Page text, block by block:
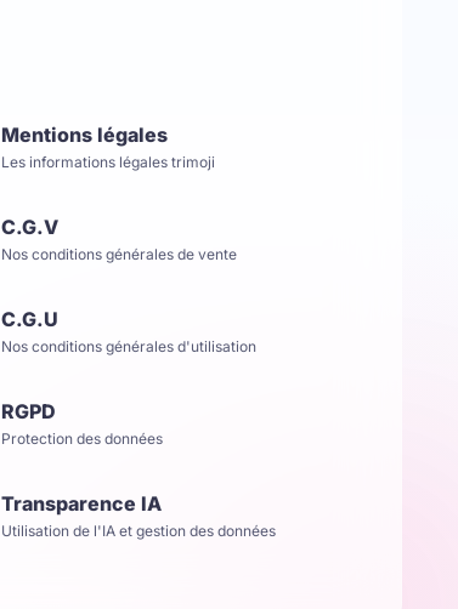
Mentions légales
Les informations légales trimoji
C.G.V
Nos conditions générales de vente
C.G.U
Nos conditions générales d'utilisation
RGPD
Protection des données
Transparence IA
Utilisation de l'IA et gestion des données